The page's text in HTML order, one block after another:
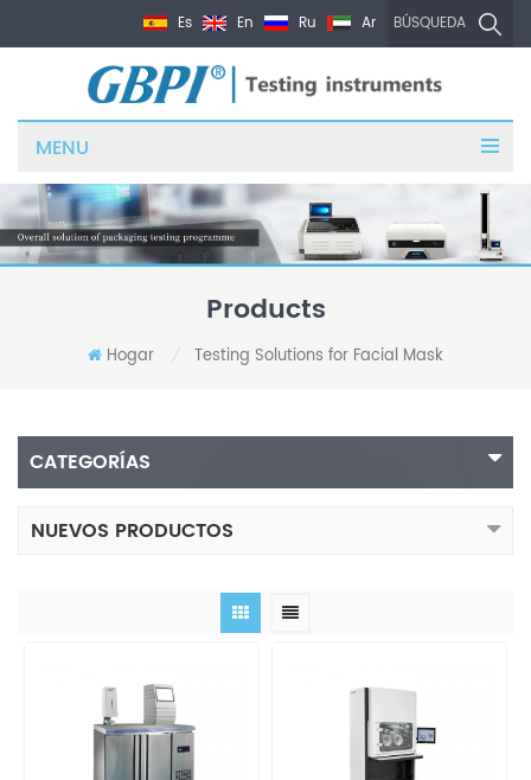
BÚSQUEDA
Es En Ru Ar
MENU
Products
Hogar Testing Solutions for Facial Mask
CATEGORÍAS
NUEVOS PRODUCTOS